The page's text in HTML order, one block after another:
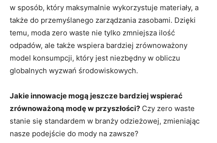
w sposób, który maksymalnie wykorzystuje materiały, a
także do przemyślanego zarządzania zasobami. Dzięki
temu, moda zero waste nie tylko zmniejsza ilość
odpadów, ale także wspiera bardziej zrównoważony
model konsumpcji, który jest niezbędny w obliczu
globalnych wyzwań środowiskowych.
Jakie innowacje mogą jeszcze bardziej wspierać
zrównoważoną modę w przyszłości? Czy zero waste
stanie się standardem w branży odzieżowej, zmieniając
nasze podejście do mody na zawsze?